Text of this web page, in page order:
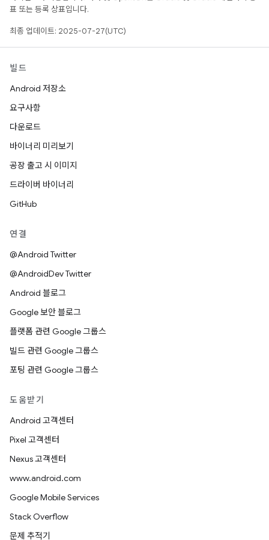
표 또는 등록 상표입니다.
최종 업데이트: 2025-07-27(UTC)
빌드
Android 저장소
요구사항
다운로드
바이너리 미리보기
공장 출고 시 이미지
드라이버 바이너리
GitHub
연결
@Android Twitter
@AndroidDev Twitter
Android 블로그
Google 보안 블로그
플랫폼 관련 Google 그룹스
빌드 관련 Google 그룹스
포팅 관련 Google 그룹스
도움받기
Android 고객센터
Pixel 고객센터
Nexus 고객센터
www.android.com
Google Mobile Services
Stack Overflow
문제 추적기